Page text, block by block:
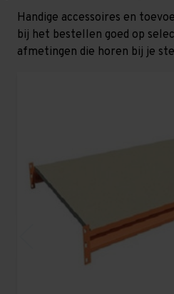
Handige accessoires en
bij het bestellen goed op
afmetingen die horen bij je